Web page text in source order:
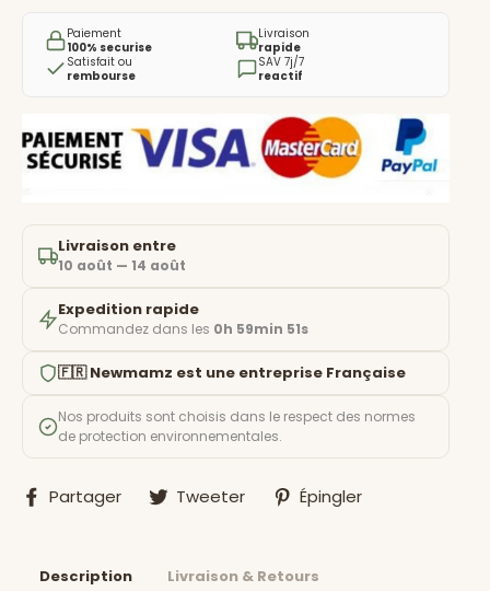
Paiement
100% securise
Livraison
rapide
Satisfait ou
rembourse
SAV 7j/7
reactif
Livraison entre
10 août — 14 août
Expedition rapide
Commandez dans les 0h 59min 50s
🇫🇷 Newmamz est une entreprise Française
Nos produits sont choisis dans le respect des normes
de protection environnementales.
Partager
Partager
sur
Tweeter
Tweeter
sur
Épingler
Description Livraison & Retours